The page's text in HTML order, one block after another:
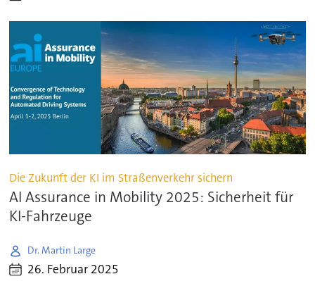
Die Zukunft der KI im Straßenverkehr sichern
AI Assurance in Mobility 2025: Sicherheit für
KI-Fahrzeuge
Dr. Martin Large
26. Februar 2025